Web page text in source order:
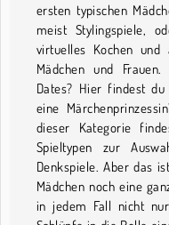
ersten typischen
meist Stylingspiele,
virtuelles Kochen
Mädchen und
Dates? Hier findest
eine
dieser Kategorie
Spieltypen zur
Denkspiele. Aber das
Mädchen noch eine
in jedem Fall nicht